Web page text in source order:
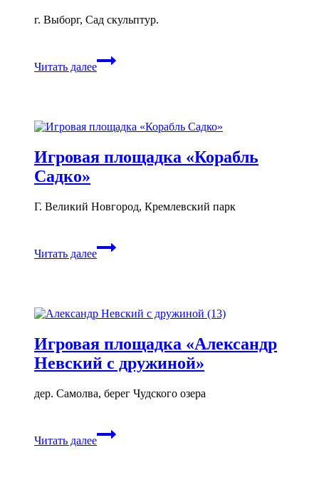
г. Выборг, Сад скульптур.
Читать далее
Игровая
площадка
Игровая площадка «Корабль
Садко»
Г. Великий Новгород, Кремлевский парк
Читать далее
Игровая
площадка
Игровая площадка «Александр
Невский с дружиной»
дер. Самолва, берег Чудского озера
Читать далее
Игровая
площадка